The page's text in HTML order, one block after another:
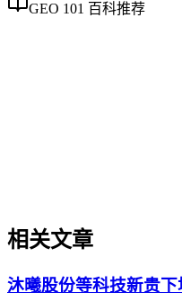
GEO 101 百科推荐
相关文章
沐曦股份等科技新贵